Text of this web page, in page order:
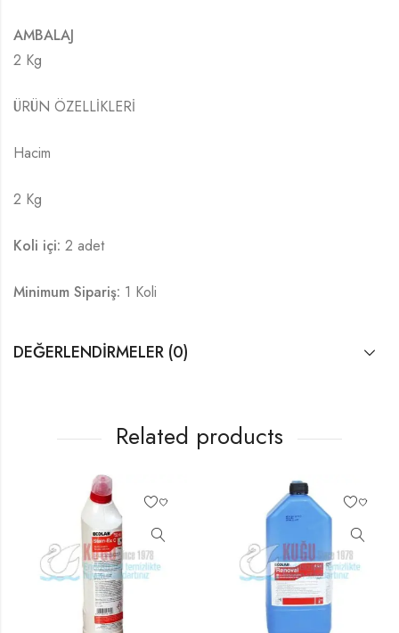
AMBALAJ
2 Kg
ÜRÜN ÖZELLİKLERİ
Hacim
2 Kg
Koli içi: 2 adet
Minimum Sipariş: 1 Koli
DEĞERLENDIRMELER (0)
Related products